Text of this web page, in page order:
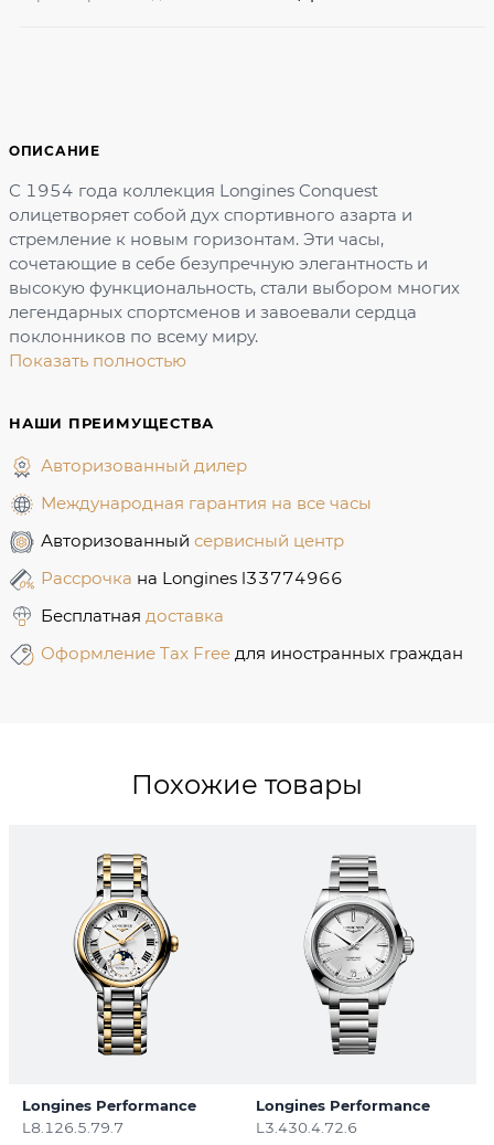
ОПИСАНИЕ
С 1954 года коллекция Longines Conquest
олицетворяет собой дух спортивного азарта и
стремление к новым горизонтам. Эти часы,
сочетающие в себе безупречную элегантность и
высокую функциональность, стали выбором многих
легендарных спортсменов и завоевали сердца
поклонников по всему миру.
Показать полностью
НАШИ ПРЕИМУЩЕСТВА
Авторизованный дилер
Международная гарантия на все часы
Авторизованный сервисный центр
Рассрочка на Longines l33774966
Бесплатная доставка
Оформление Tax Free для иностранных граждан
Похожие товары
Longines Performance
L8.126.5.79.7
Longines Performance
L3.430.4.72.6